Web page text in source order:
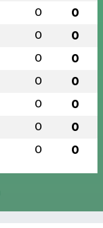
0 0
0 0
0 0
0 0
0 0
0 0
0 0